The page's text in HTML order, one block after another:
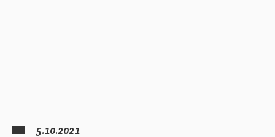
5.10.2021